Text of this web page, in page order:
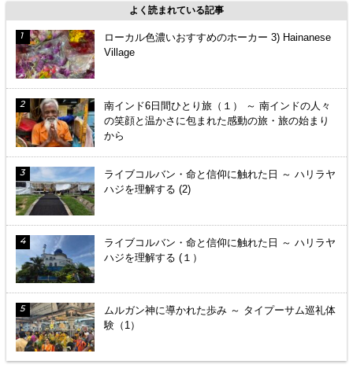
よく読まれている記事
ローカル色濃いおすすめのホーカー 3) Hainanese
Village
南インド6日間ひとり旅（１） ～ 南インドの人々
の笑顔と温かさに包まれた感動の旅・旅の始まり
から
ライブコルバン・命と信仰に触れた日 ～ ハリラヤ
ハジを理解する (2)
ライブコルバン・命と信仰に触れた日 ～ ハリラヤ
ハジを理解する (１）
ムルガン神に導かれた歩み ～ タイプーサム巡礼体
験（1）